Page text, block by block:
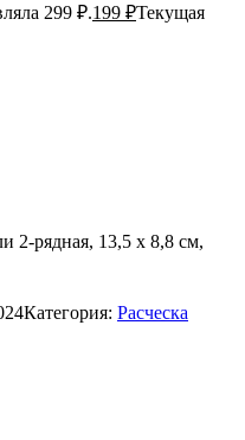
299 ₽.199 ₽Текущая
2-рядная, 13,5 х 8,8 см,
Категория: Расческа